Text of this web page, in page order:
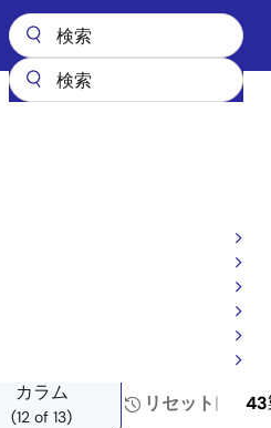
ネジメント
ソリッドステート照明
レクタ: ソリ
明
カラム
(12 of 13)
リセット 43